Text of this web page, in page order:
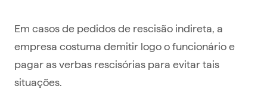
Em casos de pedidos de rescisão indireta, a
empresa costuma demitir logo o funcionário e
pagar as verbas rescisórias para evitar tais
situações.